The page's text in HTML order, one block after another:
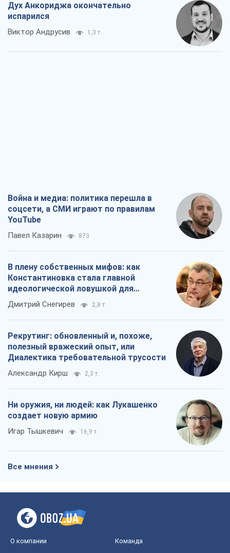
Дух Анкориджа окончательно
испарился
Виктор Андрусив 1,3 т.
Война и медиа: политика перешла в
соцсети, а СМИ играют по правилам
YouTube
Павел Казарин 873
В плену собственных мифов: как
Константиновка стала главной
идеологической ловушкой для
российских оккупантов
Дмитрий Снегирев 2,8 т.
Рекрутинг: обновленный и, похоже,
полезный вражеский опыт, или
Диалектика требовательной трусости
Александр Кирш 2,3 т.
Ни оружия, ни людей: как Лукашенко
создает новую армию
Игар Тышкевич 16,9 т.
Все мнения
О компании Команда